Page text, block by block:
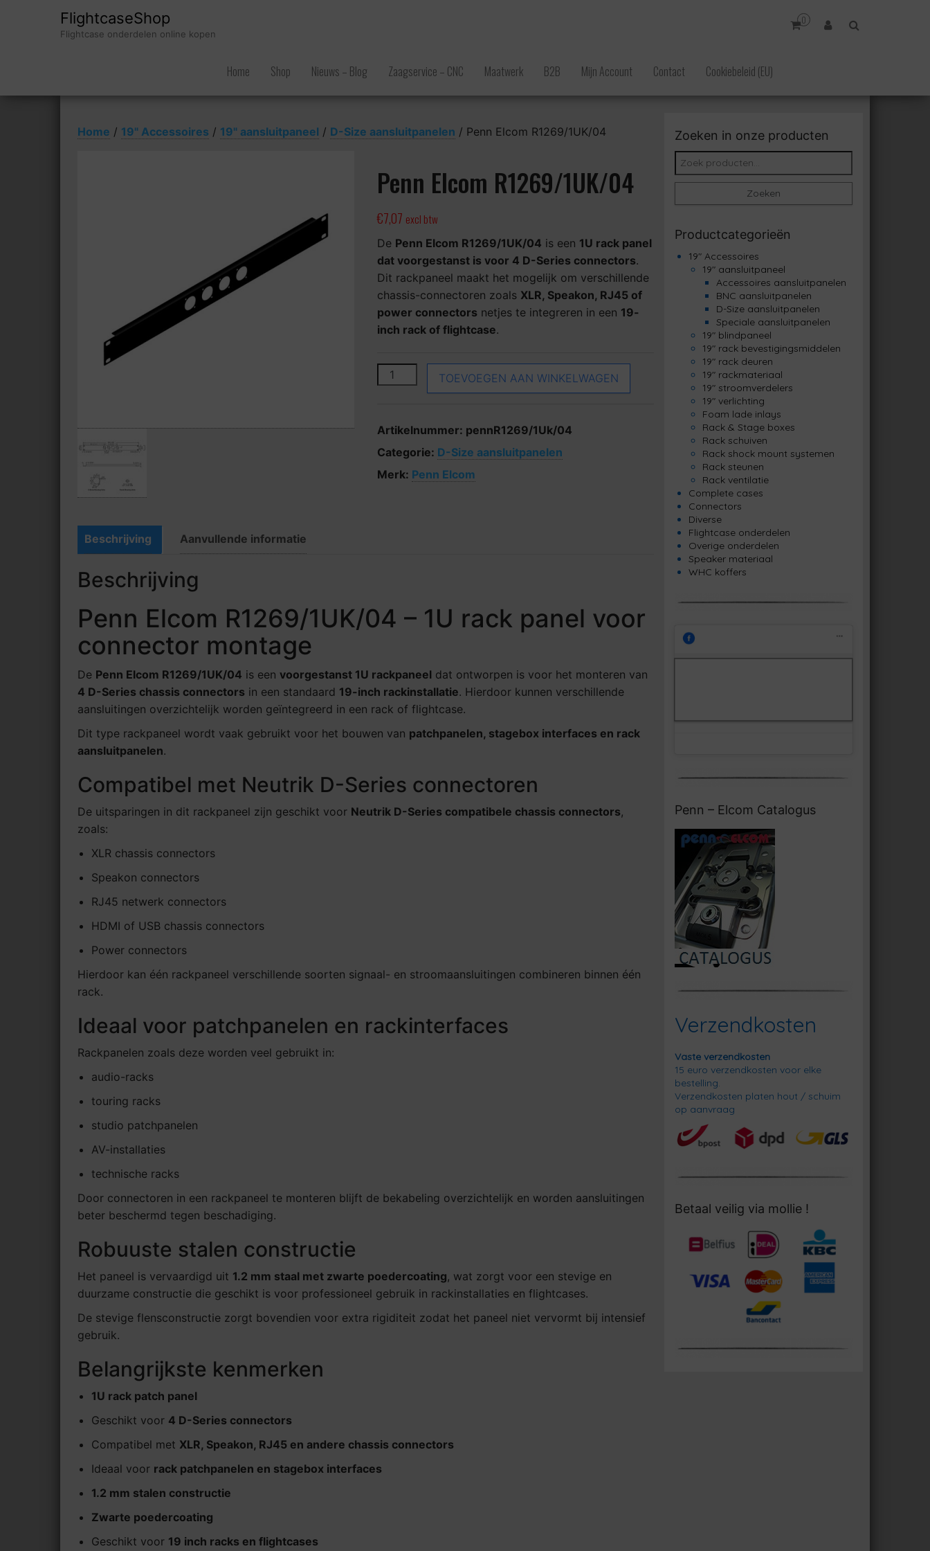
FlightcaseShop
Flightcase onderdelen online kopen
0
Home Shop Nieuws – Blog Zaagservice – CNC Maatwerk B2B Mijn Account Contact Cookiebeleid (EU)
Home / 19" Accessoires / 19" aansluitpaneel / D-Size aansluitpanelen / Penn Elcom R1269/1UK/04
Penn Elcom R1269/1UK/04
€7,07 excl btw
De Penn Elcom R1269/1UK/04 is een 1U rack panel
dat voorgestanst is voor 4 D-Series connectors.
Dit rackpaneel maakt het mogelijk om verschillende
chassis-connectoren zoals XLR, Speakon, RJ45 of
power connectors netjes te integreren in een 19-
inch rack of flightcase.
Penn Elcom R1269/1UK/04 aantal
TOEVOEGEN AAN WINKELWAGEN
Artikelnummer: pennR1269/1Uk/04
Categorie: D-Size aansluitpanelen
Merk: Penn Elcom
Beschrijving Aanvullende informatie
Beschrijving
Penn Elcom R1269/1UK/04 – 1U rack panel voor
connector montage
De Penn Elcom R1269/1UK/04 is een voorgestanst 1U rackpaneel dat ontworpen is voor het monteren van
4 D-Series chassis connectors in een standaard 19-inch rackinstallatie. Hierdoor kunnen verschillende
aansluitingen overzichtelijk worden geïntegreerd in een rack of flightcase.
Dit type rackpaneel wordt vaak gebruikt voor het bouwen van patchpanelen, stagebox interfaces en rack
aansluitpanelen.
Compatibel met Neutrik D-Series connectoren
De uitsparingen in dit rackpaneel zijn geschikt voor Neutrik D-Series compatibele chassis connectors,
zoals:
XLR chassis connectors
Speakon connectors
RJ45 netwerk connectors
HDMI of USB chassis connectors
Power connectors
Hierdoor kan één rackpaneel verschillende soorten signaal- en stroomaansluitingen combineren binnen één
rack.
Ideaal voor patchpanelen en rackinterfaces
Rackpanelen zoals deze worden veel gebruikt in:
audio-racks
touring racks
studio patchpanelen
AV-installaties
technische racks
Door connectoren in een rackpaneel te monteren blijft de bekabeling overzichtelijk en worden aansluitingen
beter beschermd tegen beschadiging.
Robuuste stalen constructie
Het paneel is vervaardigd uit 1.2 mm staal met zwarte poedercoating, wat zorgt voor een stevige en
duurzame constructie die geschikt is voor professioneel gebruik in rackinstallaties en flightcases.
De stevige flensconstructie zorgt bovendien voor extra rigiditeit zodat het paneel niet vervormt bij intensief
gebruik.
Belangrijkste kenmerken
1U rack patch panel
Geschikt voor 4 D-Series connectors
Compatibel met XLR, Speakon, RJ45 en andere chassis connectors
Ideaal voor rack patchpanelen en stagebox interfaces
1.2 mm stalen constructie
Zwarte poedercoating
Geschikt voor 19 inch racks en flightcases
Zoeken in onze producten
Zoeken naar:
Zoeken
Productcategorieën
19" Accessoires
19" aansluitpaneel
Accessoires aansluitpanelen
BNC aansluitpanelen
D-Size aansluitpanelen
Speciale aansluitpanelen
19" blindpaneel
19" rack bevestigingsmiddelen
19" rack deuren
19" rackmateriaal
19" stroomverdelers
19" verlichting
Foam lade inlays
Rack & Stage boxes
Rack schuiven
Rack shock mount systemen
Rack steunen
Rack ventilatie
Complete cases
Connectors
Diverse
Flightcase onderdelen
Overige onderdelen
Speaker materiaal
WHC koffers
Penn – Elcom Catalogus
Verzendkosten
Vaste verzendkosten
15 euro verzendkosten voor elke
bestelling.
Verzendkosten platen hout / schuim
op aanvraag
Betaal veilig via mollie !